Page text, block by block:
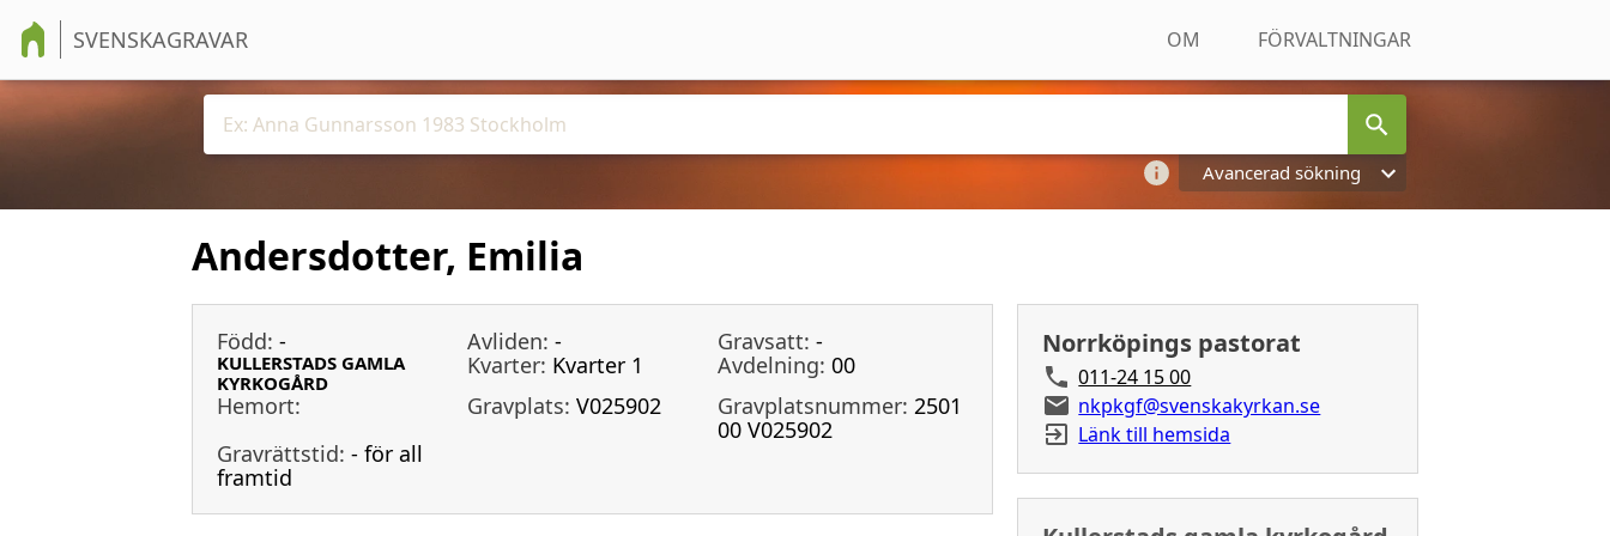
SVENSKAGRAVAR OM FÖRVALTNINGAR
Avancerad sökning
Andersdotter, Emilia
Född: - Avliden: - Gravsatt: -
KULLERSTADS GAMLA
KYRKOGÅRD
Kvarter: Kvarter 1 Avdelning: 00
Hemort:
Gravplats: V025902 Gravplatsnummer: 2501
00 V025902
Gravrättstid: - för all
framtid
Norrköpings pastorat
011-24 15 00
nkpkgf@svenskakyrkan.se
Länk till hemsida